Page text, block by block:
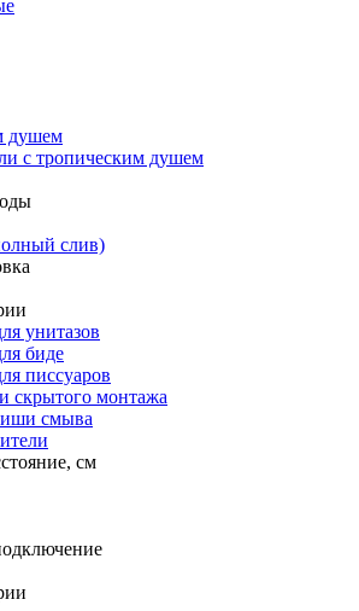
душем
с тропическим душем
слив)
унитазов
биде
писсуаров
скрытого монтажа
смыва
см